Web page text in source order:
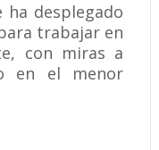
ha desplegado
trabajar en
con miras a
en el menor